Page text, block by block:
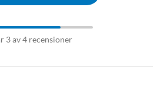
3 av 4 recensioner